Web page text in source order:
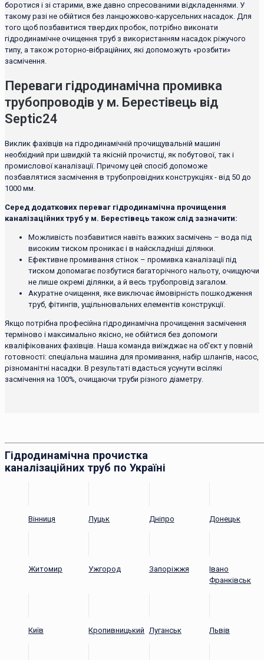
боротися і зі старими, вже давно спресованими відкладеннями. У
такому разі не обійтися без ланцюжково-карусельних насадок. Для
того щоб позбавитися твердих пробок, потрібно виконати
гідродинамічне очищення труб з використанням насадок ріжучого
типу, а також роторно-вібраційних, які допоможуть «розбити»
засмічення.
Переваги гідродинамічна промивка
трубопроводів у м. Берестівець від
Septic24
Виклик фахівців на гідродинамічній прочищувальній машині
необхідний при швидкій та якісній прочистці, як побутової, так і
промислової каналізації. Причому цей спосіб допоможе
позбавлятися засмічення в трубопровідних конструкціях - від 50 до
1000 мм.
Серед додаткових переваг гідродинамічна прочищення
каналізаційних труб у м. Берестівець також слід зазначити:
Можливість позбавитися навіть важких засмічень – вода під
високим тиском проникає і в найскладніші ділянки.
Ефективне промивання стінок – промивка каналізації під
тиском допомагає позбутися багаторічного нальоту, очищуючи
не лише окремі ділянки, а й весь трубопровід загалом.
Акуратне очищення, яке виключає ймовірність пошкодження
труб, фітингів, ущільнювальних елементів конструкції.
Якщо потрібна професійна гідродинамічна прочищення засмічення
терміново і максимально якісно, ​​не обійтися без допомоги
кваліфікованих фахівців. Наша команда виїжджає на об'єкт у повній
готовності: спеціальна машина для промивання, набір шлангів, насос,
різноманітні насадки. В результаті вдасться усунути всілякі
засмічення на 100%, очищаючи труби різного діаметру.
Гідродинамічна прочистка
каналізаційних труб по Україні
Вінниця Луцьк Дніпро Донецьк
Житомир Ужгород Запоріжжя
Івано
Франківськ
Київ Кропивницький Луганськ Львів